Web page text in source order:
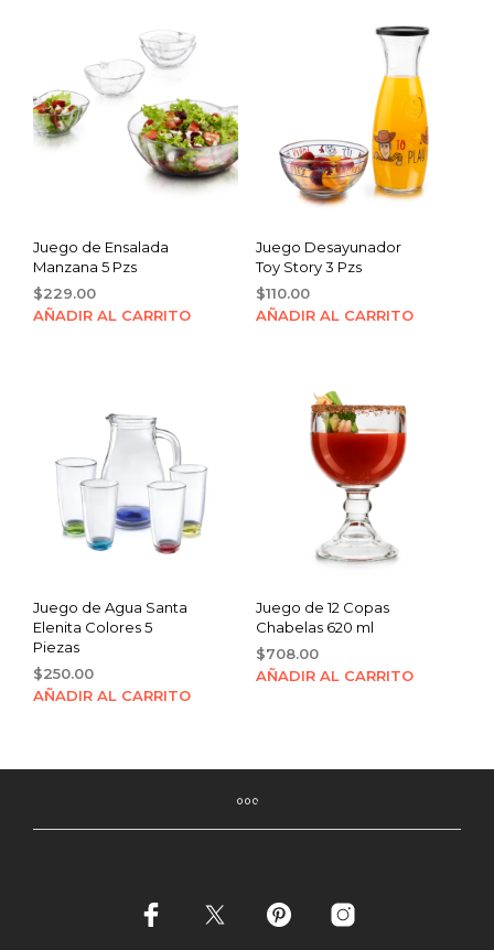
Juego de Ensalada
Manzana 5 Pzs
$229.00
AÑADIR AL CARRITO
Juego Desayunador
Toy Story 3 Pzs
$110.00
AÑADIR AL CARRITO
Juego de Agua Santa
Elenita Colores 5
Piezas
$250.00
AÑADIR AL CARRITO
Juego de 12 Copas
Chabelas 620 ml
$708.00
AÑADIR AL CARRITO